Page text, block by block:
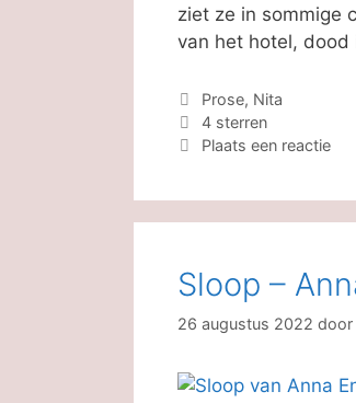
ziet ze in sommige
van het hotel,
Categorieën
Prose, Nita
Tags
4 sterren
Plaats een reactie
Sloop –
26 augustus 2022 door